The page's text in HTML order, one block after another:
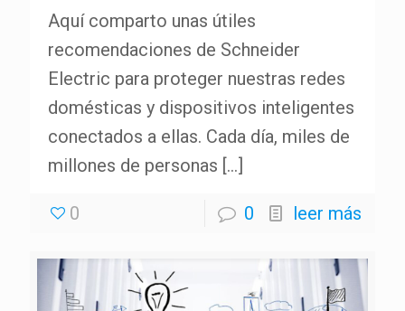
Aquí comparto unas útiles
recomendaciones de Schneider
Electric para proteger nuestras redes
domésticas y dispositivos inteligentes
conectados a ellas. Cada día, miles de
millones de personas […]
0 0 leer más